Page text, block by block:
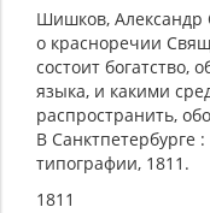
Шишков, Александр
о красноречии
состоит богатство,
языка, и какими
распространить,
В Санктпетербурге
типографии, 1811.
1811